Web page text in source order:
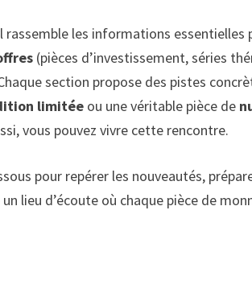
rassemble les informations essentielles
(pièces d’investissement, séries
section propose des pistes
limitée ou une véritable pièce de
vous pouvez vivre cette rencontre.
pour repérer les nouveautés,
lieu d’écoute où chaque pièce de